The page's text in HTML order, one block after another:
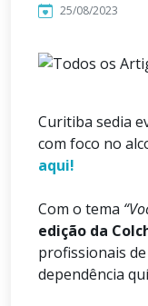
25/08/2023
Curitiba sedia
com foco no
aqui!
Com o tema
edição da
profissionais
dependência